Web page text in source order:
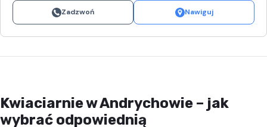
Zadzwoń Nawiguj
Kwiaciarnie w Andrychowie – jak
wybrać odpowiednią